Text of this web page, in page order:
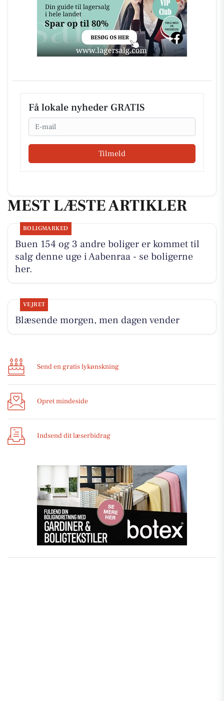
Få lokale nyheder GRATIS
Email
Tilmeld
MEST LÆSTE ARTIKLER
BOLIGMARKED
Buen 154 og 3 andre boliger er kommet til
salg denne uge i Aabenraa - se boligerne
her.
VEJRET
Blæsende morgen, men dagen vender
Send en gratis lykønskning
Opret mindeside
Indsend dit læserbidrag